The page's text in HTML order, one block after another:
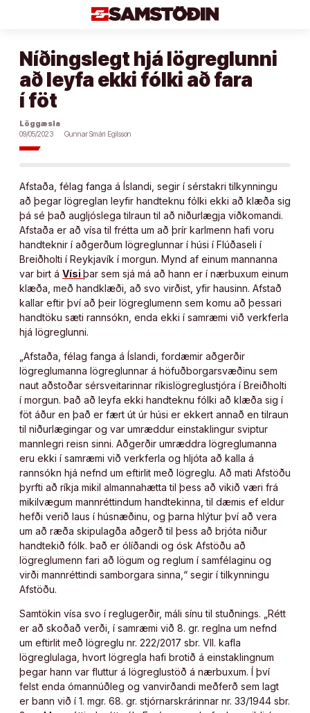
Níðingslegt hjá lögreglunni
að leyfa ekki fólki að fara
í föt
Löggæsla
09/05/2023
Gunnar Smári Egilsson
Afstaða, félag fanga á Íslandi, segir í sérstakri tilkynningu
að þegar lögreglan leyfir handteknu fólki ekki að klæða sig
þá sé það augljóslega tilraun til að niðurlægja viðkomandi.
Afstaða er að vísa til frétta um að þrír karlmenn hafi voru
handteknir í aðgerðum lögreglunnar í húsi í Flúðaseli í
Breiðholti í Reykjavík í morgun. Mynd af einum mannanna
var birt á Vísi þar sem sjá má að hann er í nærbuxum einum
klæða, með handklæði, að svo virðist, yfir hausinn. Afstað
kallar eftir því að þeir lögreglumenn sem komu að þessari
handtöku sæti rannsókn, enda ekki í samræmi við verkferla
hjá lögreglunni.
„Afstaða, félag fanga á Íslandi, fordæmir aðgerðir
lögreglumanna lögreglunnar á höfuðborgarsvæðinu sem
naut aðstoðar sérsveitarinnar ríkislögreglustjóra í Breiðholti
í morgun. Það að leyfa ekki handteknu fólki að klæða sig í
föt áður en það er fært út úr húsi er ekkert annað en tilraun
til niðurlægingar og var umræddur einstaklingur sviptur
mannlegri reisn sinni. Aðgerðir umræddra lögreglumanna
eru ekki í samræmi við verkferla og hljóta að kalla á
rannsókn hjá nefnd um eftirlit með lögreglu. Að mati Afstöðu
þyrfti að ríkja mikil almannahætta til þess að vikið væri frá
mikilvægum mannréttindum handtekinna, til dæmis ef eldur
hefði verið laus í húsnæðinu, og þarna hlýtur því að vera
um að ræða skipulagða aðgerð til þess að brjóta niður
handtekið fólk. Það er ólíðandi og ósk Afstöðu að
lögreglumenn fari að lögum og reglum í samfélaginu og
virði mannréttindi samborgara sinna,“ segir í tilkynningu
Afstöðu.
Samtökin vísa svo í reglugerðir, máli sínu til stuðnings. „Rétt
er að skoðað verði, í samræmi við 8. gr. reglna um nefnd
um eftirlit með lögreglu nr. 222/2017 sbr. VII. kafla
lögreglulaga, hvort lögregla hafi brotið á einstaklingnum
þegar hann var fluttur á lögreglustöð á nærbuxum. Í því
felst enda ómannúðleg og vanvirðandi meðferð sem lagt
er bann við í 1. mgr. 68. gr. stjórnarskrárinnar nr. 33/1944 sbr.